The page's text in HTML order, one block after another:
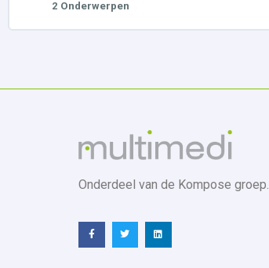
2 Onderwerpen
Onderdeel van de Kompose groep.